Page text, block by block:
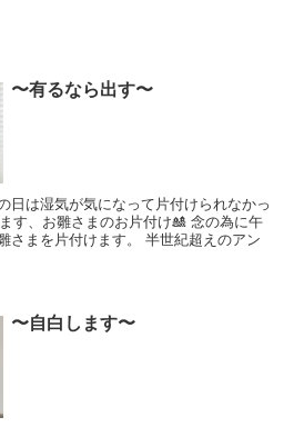
〜有るなら出す〜
日は湿気が気になって片付けられなかっ
す、お雛さまのお片付け🎎 念の為に午
さまを片付けます。 半世紀超えのアン
〜自白します〜